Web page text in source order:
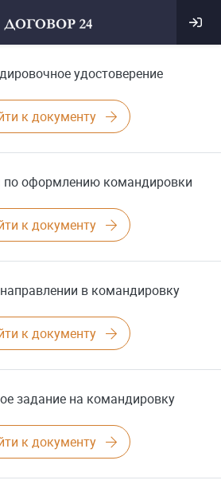
удостоверение
к документу
по оформлению командировки
к документу
в командировку
к документу
задание на командировку
к документу